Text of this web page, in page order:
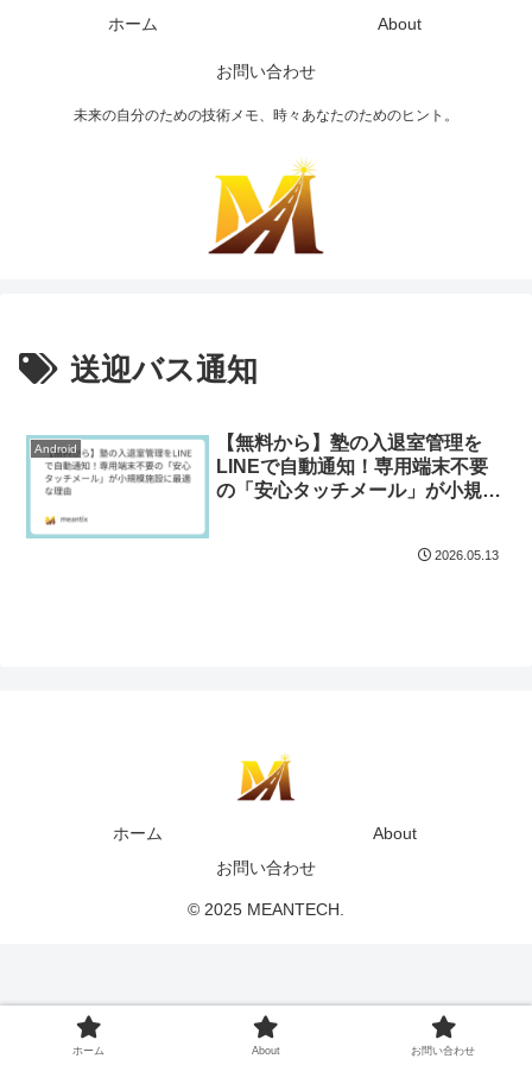
未来の自分のための技術メモ、時々あなたのためのヒント。
ホーム About
お問い合わせ
送迎バス通知
Android
【無料から】塾の入退室管理を
LINEで自動通知！専用端末不要
の「安心タッチメール」が小規模
2026.05.13
ホーム
About
お問い合わせ
© 2025 MEANTECH.
ホーム About お問い合わせ